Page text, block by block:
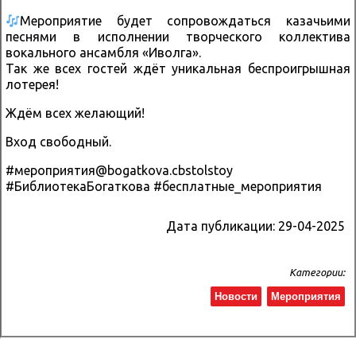
Мероприятие будет сопровождаться казачьими
песнями в исполнении творческого коллектива
вокального ансамбля «Иволга».
Так же всех гостей ждёт уникальная беспроигрышная
лотерея!
Ждём всех желающий!
Вход свободный.
#мероприятия@bogatkova.cbstolstoy
#БиблиотекаБогаткова #бесплатные_мероприятия
Дата публикации: 29-04-2025
Категории:
Мероприятия
Новости